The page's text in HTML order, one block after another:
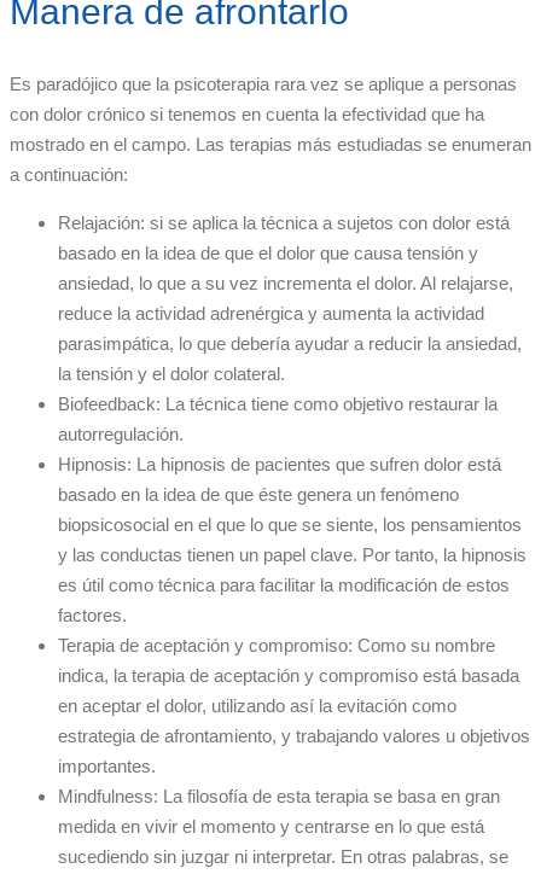
Manera de afrontarlo
Es paradójico que la psicoterapia rara vez se aplique a personas
con dolor crónico si tenemos en cuenta la efectividad que ha
mostrado en el campo. Las terapias más estudiadas se enumeran
a continuación:
Relajación: si se aplica la técnica a sujetos con dolor está
basado en la idea de que el dolor que causa tensión y
ansiedad, lo que a su vez incrementa el dolor. Al relajarse,
reduce la actividad adrenérgica y aumenta la actividad
parasimpática, lo que debería ayudar a reducir la ansiedad,
la tensión y el dolor colateral.
Biofeedback: La técnica tiene como objetivo restaurar la
autorregulación.
Hipnosis: La hipnosis de pacientes que sufren dolor está
basado en la idea de que éste genera un fenómeno
biopsicosocial en el que lo que se siente, los pensamientos
y las conductas tienen un papel clave. Por tanto, la hipnosis
es útil como técnica para facilitar la modificación de estos
factores.
Terapia de aceptación y compromiso: Como su nombre
indica, la terapia de aceptación y compromiso está basada
en aceptar el dolor, utilizando así la evitación como
estrategia de afrontamiento, y trabajando valores u objetivos
importantes.
Mindfulness: La filosofía de esta terapia se basa en gran
medida en vivir el momento y centrarse en lo que está
sucediendo sin juzgar ni interpretar. En otras palabras, se